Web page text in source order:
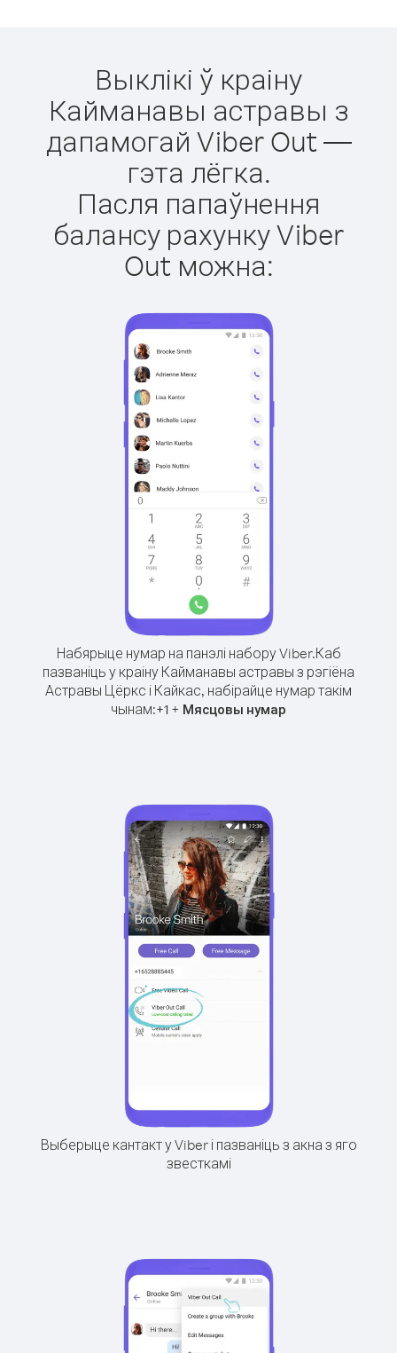
Выклікі ў краіну
Кайманавы астравы з
дапамогай Viber Out —
гэта лёгка.
Пасля папаўнення
балансу рахунку Viber
Out можна:
Набярыце нумар на панэлі набору Viber.Каб
пазваніць у краіну Кайманавы астравы з рэгіёна
Астравы Цёркс і Кайкас, набірайце нумар такім
чынам:+1 + Мясцовы нумар
Выберыце кантакт у Viber і пазваніць з акна з яго
звесткамі